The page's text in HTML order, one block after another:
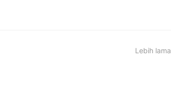
Lebih lama